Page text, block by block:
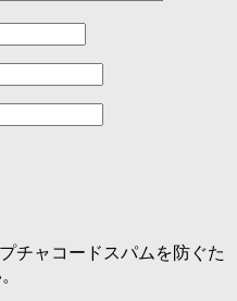
チャコード スパムを防ぐた